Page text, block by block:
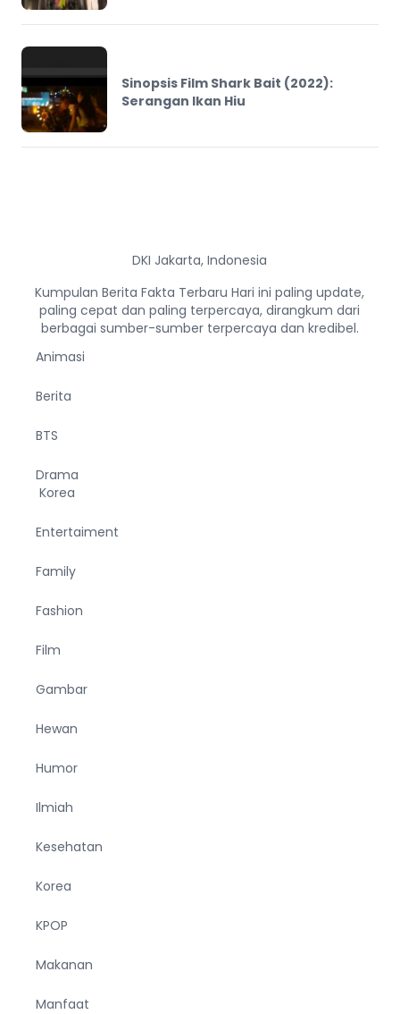
Sinopsis Film Shark Bait (2022):
Serangan Ikan Hiu
DKI Jakarta, Indonesia
Kumpulan Berita Fakta Terbaru Hari ini paling update,
paling cepat dan paling terpercaya, dirangkum dari
berbagai sumber-sumber terpercaya dan kredibel.
Animasi
Berita
BTS
Drama
Korea
Entertaiment
Family
Fashion
Film
Gambar
Hewan
Humor
Ilmiah
Kesehatan
Korea
KPOP
Makanan
Manfaat